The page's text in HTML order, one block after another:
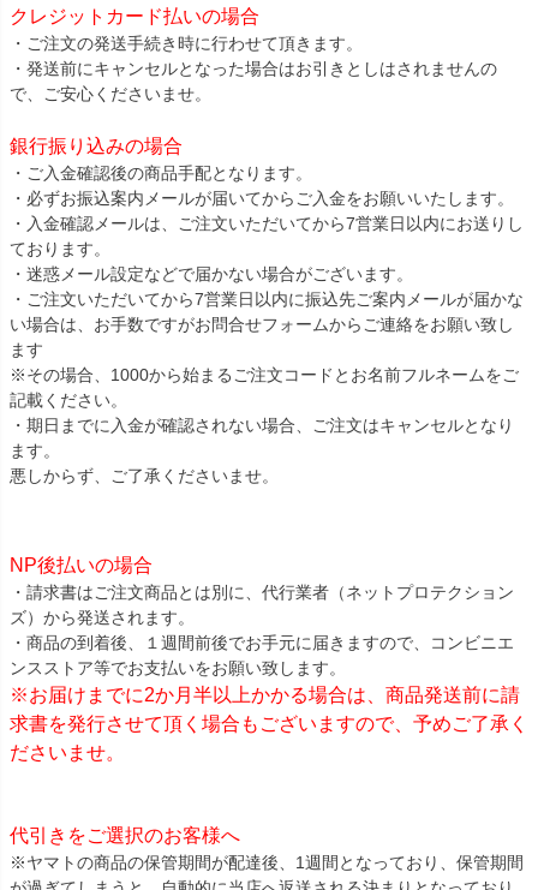
クレジットカード払いの場合
・ご注文の発送手続き時に行わせて頂きます。
・発送前にキャンセルとなった場合はお引きとしはされませんの
で、ご安心くださいませ。
銀行振り込みの場合
・ご入金確認後の商品手配となります。
・必ずお振込案内メールが届いてからご入金をお願いいたします。
・入金確認メールは、ご注文いただいてから7営業日以内にお送りし
ております。
・迷惑メール設定などで届かない場合がございます。
・ご注文いただいてから7営業日以内に振込先ご案内メールが届かな
い場合は、お手数ですがお問合せフォームからご連絡をお願い致し
ます
※その場合、1000から始まるご注文コードとお名前フルネームをご
記載ください。
・期日までに入金が確認されない場合、ご注文はキャンセルとなり
ます。
悪しからず、ご了承くださいませ。
NP後払いの場合
・請求書はご注文商品とは別に、代行業者（ネットプロテクション
ズ）から発送されます。
・商品の到着後、１週間前後でお手元に届きますので、コンビニエ
ンスストア等でお支払いをお願い致します。
※お届けまでに2か月半以上かかる場合は、商品発送前に請
求書を発行させて頂く場合もございますので、予めご了承く
ださいませ。
代引きをご選択のお客様へ
※ヤマトの商品の保管期間が配達後、1週間となっており、保管期間